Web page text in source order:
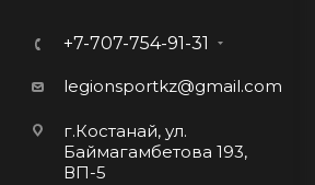
+7-707-754-91-31
legionsportkz@gmail.com
г.Костанай, ул.
Баймагамбетова 193,
ВП-5